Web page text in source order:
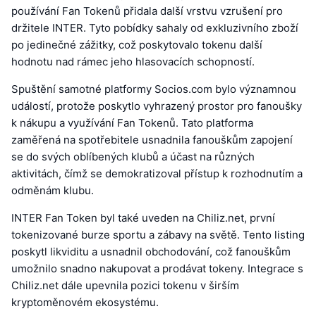
používání Fan Tokenů přidala další vrstvu vzrušení pro
držitele INTER. Tyto pobídky sahaly od exkluzivního zboží
po jedinečné zážitky, což poskytovalo tokenu další
hodnotu nad rámec jeho hlasovacích schopností.
Spuštění samotné platformy Socios.com bylo významnou
událostí, protože poskytlo vyhrazený prostor pro fanoušky
k nákupu a využívání Fan Tokenů. Tato platforma
zaměřená na spotřebitele usnadnila fanouškům zapojení
se do svých oblíbených klubů a účast na různých
aktivitách, čímž se demokratizoval přístup k rozhodnutím a
odměnám klubu.
INTER Fan Token byl také uveden na Chiliz.net, první
tokenizované burze sportu a zábavy na světě. Tento listing
poskytl likviditu a usnadnil obchodování, což fanouškům
umožnilo snadno nakupovat a prodávat tokeny. Integrace s
Chiliz.net dále upevnila pozici tokenu v širším
kryptoměnovém ekosystému.